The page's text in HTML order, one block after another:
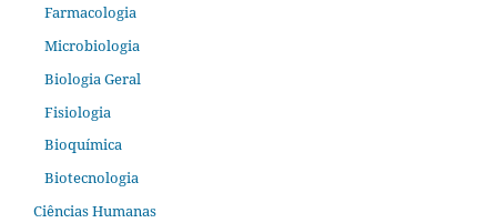
Farmacologia
Microbiologia
Biologia Geral
Fisiologia
Bioquímica
Biotecnologia
Ciências Humanas